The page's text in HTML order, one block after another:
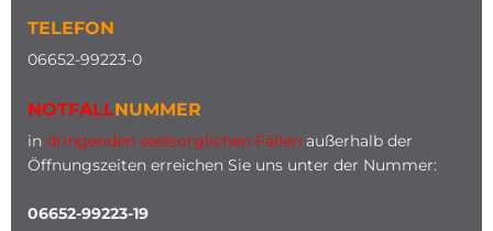
TELEFON
06652-99223-0
NOTFALLNUMMER
in dringenden seelsorglichen Fällen außerhalb der
Öffnungszeiten erreichen Sie uns unter der Nummer:
06652-99223-19